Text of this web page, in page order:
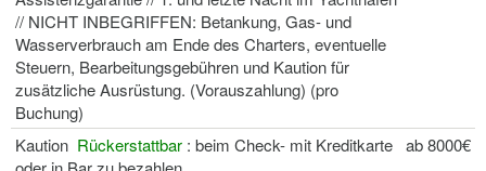
// NICHT INBEGRIFFEN: Betankung, Gas- und
Wasserverbrauch am Ende des Charters, eventuelle
Steuern, Bearbeitungsgebühren und Kaution für
zusätzliche Ausrüstung. (Vorauszahlung) (pro
Buchung)
Kaution Rückerstattbar : beim Check- mit Kreditkarte ab 8000€